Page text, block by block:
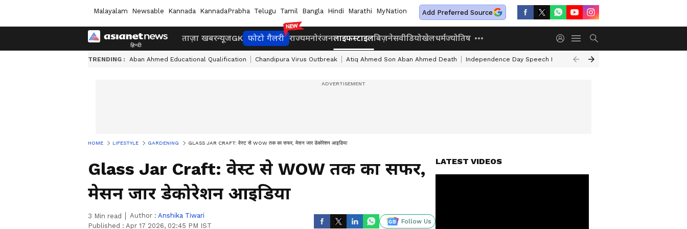
Malayalam Newsable Kannada KannadaPrabha Telugu Tamil Bangla Hindi Marathi MyNation Add Preferred Source
ताज़ा खबरन्यूजGK फोटो गैलरी राज्यमनोरंजनलाइफस्टाइलबिज़नेसवीडियोखेलधर्मज्योतिष
TRENDING : Aban Ahmed Educational Qualification Chandipura Virus Outbreak Atiq Ahmed Son Aban Ahmed Death Independence Day Speech In Hindi Mafia Atiq Ahmed Family
HOME LIFESTYLE GARDENING GLASS JAR CRAFT: वेस्ट से WOW तक का सफर, मेसन जार डेकोरेशन आइडिया
Glass Jar Craft: वेस्ट से WOW तक का सफर,
मेसन जार डेकोरेशन आइडिया
3 Min read Author : Anshika Tiwari
Published : Apr 17 2026, 02:45 PM IST
Follow Us
LATEST VIDEOS